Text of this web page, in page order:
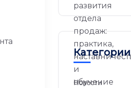
Категории
Новости